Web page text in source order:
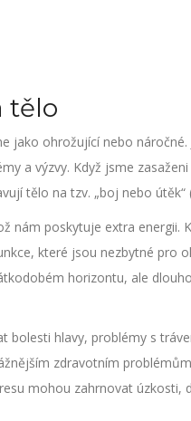
tělo
jako ohrožující nebo náročné.
a výzvy. Když jsme
tělo na tzv. „boj nebo útěk“
nám poskytuje extra energii.
které jsou nezbytné pro
horizontu, ale
bolesti hlavy, problémy s
zdravotním
mohou zahrnovat úzkosti,